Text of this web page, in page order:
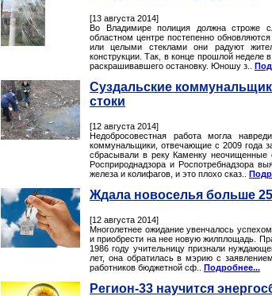
[13 августа 2014]
Во Владимире полиция должна строже
областном центре постепенно
или целыми стеклами они радуют
конструкции. Так, в конце прошлой неделе
раскрашивавшего остановку. Юношу з..
Суздальские
стоки
[12 августа 2014]
Недобросовестная работа могла
коммунальщики, отвечающие с 2009 года
сбрасывали в реку Каменку неочищенные
Росприроднадзора и Роспотребнадзора
железа и колифагов, и это плохо сказ..
Ждала новоселья больше
[12 августа 2014]
Многолетнее ожидание увенчалось
и приобрести на нее новую жилплощадь.
1986 году учительницу признали
лет, она обратилась в мэрию с
работников бюджетной сф.. Подробнее...
Регион-33 научится